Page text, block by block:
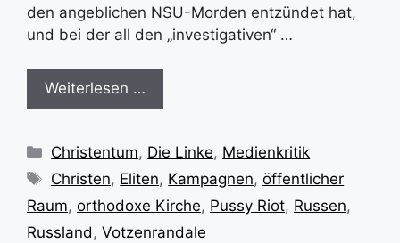
den angeblichen NSU-Morden entzündet hat,
und bei der all den „investigativen“ …
Weiterlesen …
Kategorien
Christentum, Die Linke, Medienkritik
Schlagwörter
Christen, Eliten, Kampagnen,öffentlicher
Raum, orthodoxe Kirche, Pussy Riot, Russen,
Russland, Votzenrandale